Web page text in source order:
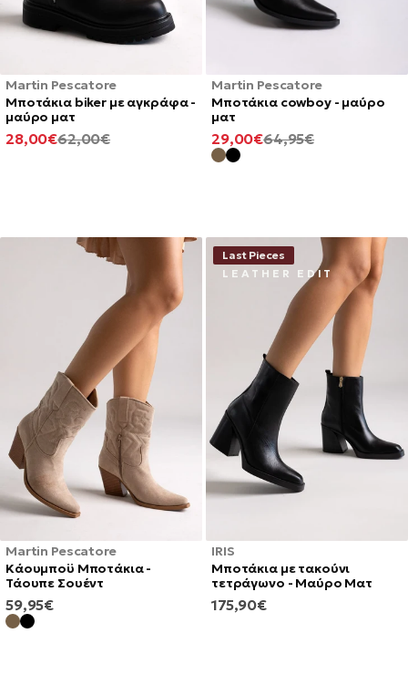
Martin Pescatore
Μποτάκια biker με αγκράφα -
μαύρο ματ
ΚΑΝΟΝΙΚΉ
62,00€
ΕΛΆΧΙΣΤΗ
28,00€
Martin Pescatore
Μποτάκια cowboy - μαύρο
ματ
ΚΑΝΟΝΙΚΉ
64,95€
ΕΛΆΧΙΣΤΗ
ΤΙΜΉ
29,00€
Martin Pescatore
Κάουμποϋ Μποτάκια -
Τάουπε Σουέντ
ΚΑΝΟΝΙΚΉ
ΤΙΜΉ
59,95€
IRIS
Μποτάκια με τακούνι
τετράγωνο - Μαύρο Ματ
Last Pieces
L E A T H E R E D I T
ΚΑΝΟΝΙΚΉ
175,90€